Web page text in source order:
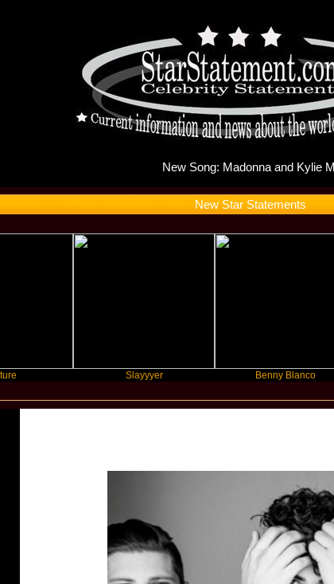
New
New Star Statements
Slayyyer Benny Blanco